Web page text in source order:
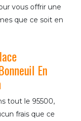
vous offrir une
que ce soit en
En
tout le 95500,
frais que ce